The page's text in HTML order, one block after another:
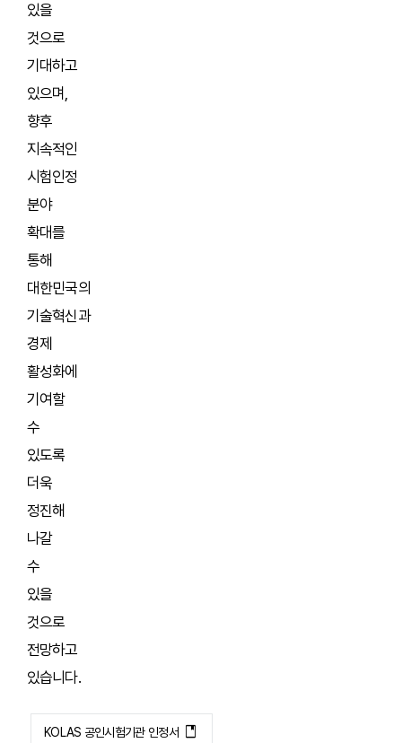
있을
것으로
기대하고
있으며,
향후
지속적인
시험인정
분야
확대를
통해
대한민국의
기술혁신과
경제
활성화에
기여할
수
있도록
더욱
정진해
나갈
수
있을
것으로
전망하고
있습니다.
KOLAS 공인시험기관 인정서 book